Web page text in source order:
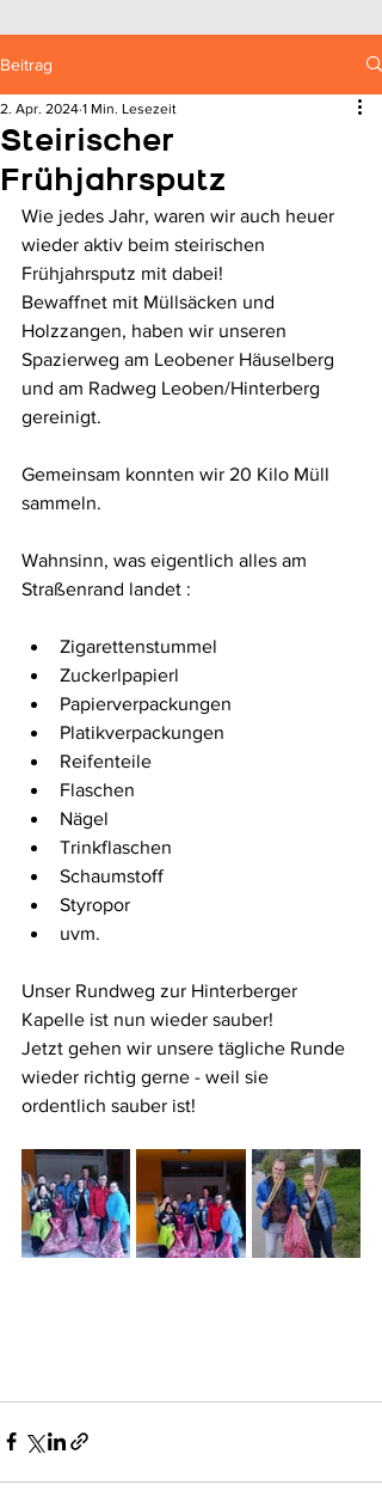
Beitrag
Steirischer
Frühjahrsputz
2. Apr. 2024 1 Min. Lesezeit
Wie jedes Jahr, waren wir auch heuer
wieder aktiv beim steirischen
Frühjahrsputz mit dabei!
Bewaffnet mit Müllsäcken und
Holzzangen, haben wir unseren
Spazierweg am Leobener Häuselberg
und am Radweg Leoben/Hinterberg
gereinigt.
Gemeinsam konnten wir 20 Kilo Müll
sammeln.
Wahnsinn, was eigentlich alles am
Straßenrand landet :
Zigarettenstummel
Zuckerlpapierl
Papierverpackungen
Platikverpackungen
Reifenteile
Flaschen
Nägel
Trinkflaschen
Schaumstoff
Styropor
uvm.
Unser Rundweg zur Hinterberger
Kapelle ist nun wieder sauber!
Jetzt gehen wir unsere tägliche Runde
wieder richtig gerne - weil sie
ordentlich sauber ist!